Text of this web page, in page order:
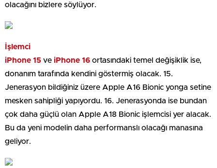
olacağını bizlere söylüyor.
İşlemci
iPhone 15 ve iPhone 16 ortasındaki temel değişiklik ise,
donanım tarafında kendini göstermiş olacak. 15.
Jenerasyon bildiğiniz üzere Apple A16 Bionic yonga setine
mesken sahipliği yapıyordu. 16. Jenerasyonda ise bundan
çok daha güçlü olan Apple A18 Bionic işlemcisi yer alacak.
Bu da yeni modelin daha performanslı olacağı manasına
geliyor.